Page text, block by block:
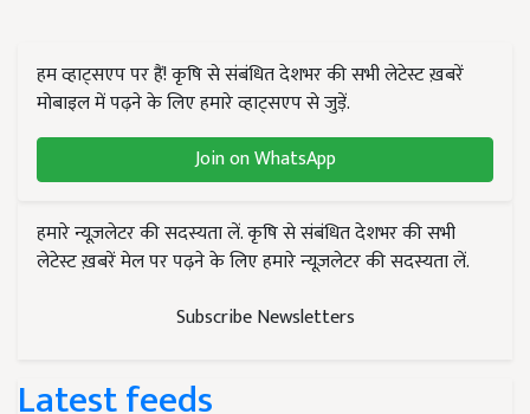
हम व्हाट्सएप पर हैं! कृषि से संबंधित देशभर की सभी लेटेस्ट ख़बरें
मोबाइल में पढ़ने के लिए हमारे व्हाट्सएप से जुड़ें.
Join on WhatsApp
हमारे न्यूज़लेटर की सदस्यता लें. कृषि से संबंधित देशभर की सभी
लेटेस्ट ख़बरें मेल पर पढ़ने के लिए हमारे न्यूज़लेटर की सदस्यता लें.
Subscribe Newsletters
Latest feeds